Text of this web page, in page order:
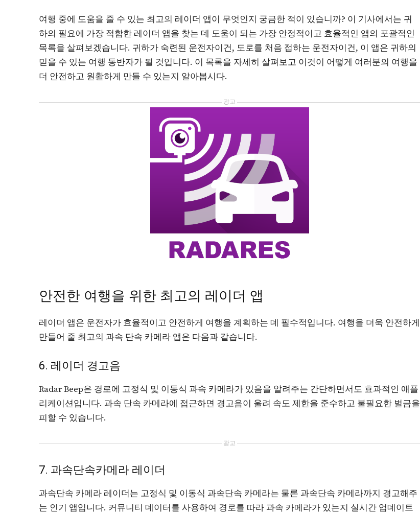
여행 중에 도움을 줄 수 있는 최고의 레이더 앱이 무엇인지 궁금한 적이 있습니까? 이 기사에서는 귀
하의 필요에 가장 적합한 레이더 앱을 찾는 데 도움이 되는 가장 안정적이고 효율적인 앱의 포괄적인
목록을 살펴보겠습니다. 귀하가 숙련된 운전자이건, 도로를 처음 접하는 운전자이건, 이 앱은 귀하의
믿을 수 있는 여행 동반자가 될 것입니다. 이 목록을 자세히 살펴보고 이것이 어떻게 여러분의 여행을
더 안전하고 원활하게 만들 수 있는지 알아봅시다.
광고
안전한 여행을 위한 최고의 레이더 앱
레이더 앱은 운전자가 효율적이고 안전하게 여행을 계획하는 데 필수적입니다. 여행을 더욱 안전하게
만들어 줄 최고의 과속 단속 카메라 앱은 다음과 같습니다.
6. 레이더 경고음
Radar Beep은 경로에 고정식 및 이동식 과속 카메라가 있음을 알려주는 간단하면서도 효과적인 애플
리케이션입니다. 과속 단속 카메라에 접근하면 경고음이 울려 속도 제한을 준수하고 불필요한 벌금을
피할 수 있습니다.
광고
7. 과속단속카메라 레이더
과속단속 카메라 레이더는 고정식 및 이동식 과속단속 카메라는 물론 과속단속 카메라까지 경고해주
는 인기 앱입니다. 커뮤니티 데이터를 사용하여 경로를 따라 과속 카메라가 있는지 실시간 업데이트